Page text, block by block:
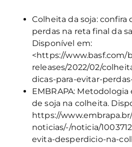
Colheita da soja: confira
perdas na reta final da
Disponível em:
<https://www.basf.com/
releases/2022/02/
dicas-para-evitar-
EMBRAPA:
de soja na colheita.
https://
noticias/-/noticia/
evita-desperdicio-na-